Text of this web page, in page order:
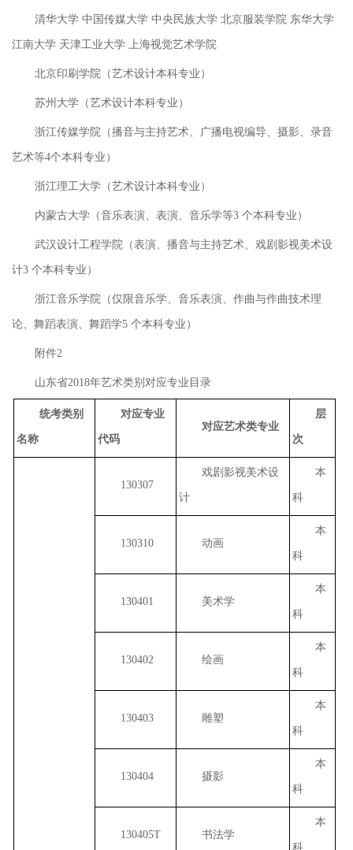
清华大学 中国传媒大学 中央民族大学 北京服装学院 东华大学
江南大学 天津工业大学 上海视觉艺术学院
北京印刷学院（艺术设计本科专业）
苏州大学（艺术设计本科专业）
浙江传媒学院（播音与主持艺术、广播电视编导、摄影、录音
艺术等4个本科专业）
浙江理工大学（艺术设计本科专业）
内蒙古大学（音乐表演、表演、音乐学等3 个本科专业）
武汉设计工程学院（表演、播音与主持艺术、戏剧影视美术设
计3 个本科专业）
浙江音乐学院（仅限音乐学、音乐表演、作曲与作曲技术理
论、舞蹈表演、舞蹈学5 个本科专业）
附件2
山东省2018年艺术类别对应专业目录
统考类别
名称
对应专业
代码
对应艺术类专业
层
次
130307
戏剧影视美术设
计
本
科
130310 动画
本
科
130401 美术学
本
科
130402 绘画
本
科
130403 雕塑
本
科
130404 摄影
本
科
130405T 书法学
本
科